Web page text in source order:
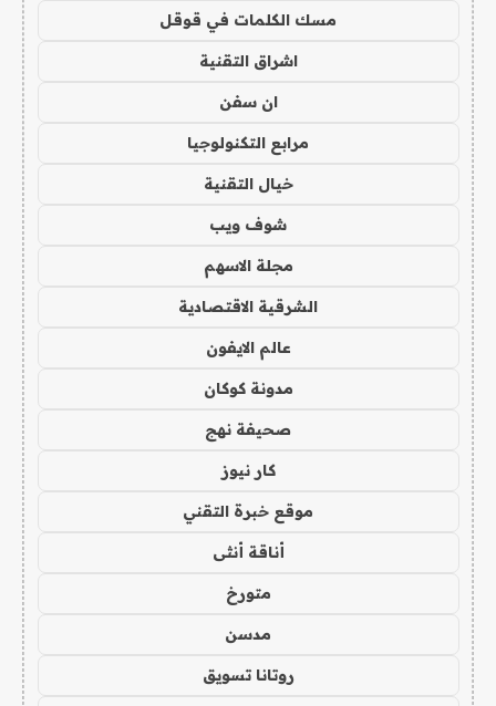
مسك الكلمات في قوقل
اشراق التقنية
ان سفن
مرابع التكنولوجيا
خيال التقنية
شوف ويب
مجلة الاسهم
الشرقية الاقتصادية
عالم الايفون
مدونة كوكان
صحيفة نهج
كار نيوز
موقع خبرة التقني
أناقة أنثى
متورخ
مدسن
روتانا تسويق